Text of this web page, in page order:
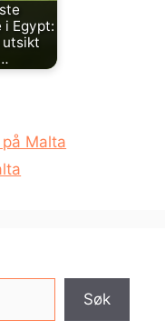
i Egypt:
utsikt
Malta
Søk